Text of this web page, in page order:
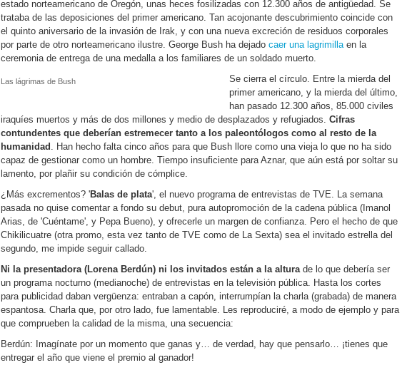
estado norteamericano de Oregón, unas heces fosilizadas con 12.300 años de antigüedad. Se
trataba de las deposiciones del primer americano. Tan acojonante descubrimiento coincide con
el quinto aniversario de la invasión de Irak, y con una nueva excreción de residuos corporales
por parte de otro norteamericano ilustre. George Bush ha dejado caer una lagrimillaen la
ceremonia de entrega de una medalla a los familiares de un soldado muerto.
Las lágrimas de Bush
Se cierra el círculo. Entre la mierda del
primer americano, y la mierda del último,
han pasado 12.300 años, 85.000 civiles
iraquíes muertos y más de dos millones y medio de desplazados y refugiados. Cifras
contundentes que deberían estremecer tanto a los paleontólogos como al resto de la
humanidad . Han hecho falta cinco años para que Bush llore como una vieja lo que no ha sido
capaz de gestionar como un hombre. Tiempo insuficiente para Aznar, que aún está por soltar su
lamento, por plañir su condición de cómplice.
¿Más excrementos? 'Balas de plata', el nuevo programa de entrevistas de TVE. La semana
pasada no quise comentar a fondo su debut, pura autopromoción de la cadena pública (Imanol
Arias, de 'Cuéntame', y Pepa Bueno), y ofrecerle un margen de confianza. Pero el hecho de que
Chikilicuatre (otra promo, esta vez tanto de TVE como de La Sexta) sea el invitado estrella del
segundo, me impide seguir callado.
Ni la presentadora (Lorena Berdún) ni los invitados están a la alturade lo que debería ser
un programa nocturno (medianoche) de entrevistas en la televisión pública. Hasta los cortes
para publicidad daban vergüenza: entraban a capón, interrumpían la charla (grabada) de manera
espantosa. Charla que, por otro lado, fue lamentable. Les reproduciré, a modo de ejemplo y para
que comprueben la calidad de la misma, una secuencia:
Berdún: Imagínate por un momento que ganas y… de verdad, hay que pensarlo… ¡tienes que
entregar el año que viene el premio al ganador!